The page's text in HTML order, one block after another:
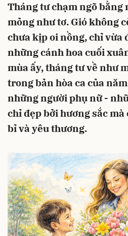
Tháng tư chạm ngõ bằng
mỏng như tơ. Gió không
chưa kịp oi nồng, chỉ vừa
những cánh hoa cuối
mùa ấy, tháng tư về như
trong bản hòa ca của
những người phụ nữ -
chỉ đẹp bởi hương sắc
bỉ và yêu thương.